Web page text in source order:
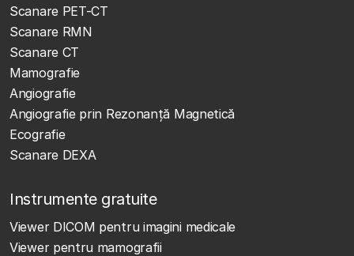
Scanare PET-CT
Scanare RMN
Scanare CT
Mamografie
Angiografie
Angiografie prin Rezonanță Magnetică
Ecografie
Scanare DEXA
Instrumente gratuite
Viewer DICOM pentru imagini medicale
Viewer pentru mamografii